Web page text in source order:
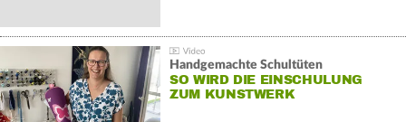
Handgemachte Schultüten
SO WIRD DIE EINSCHULUNG
ZUM KUNSTWERK